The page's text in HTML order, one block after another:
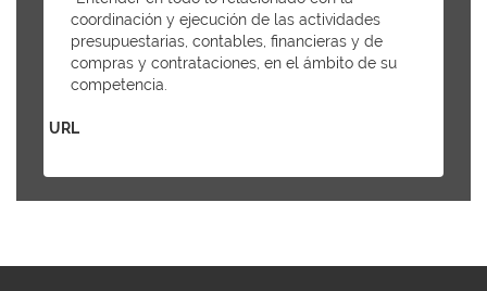
coordinación y ejecución de las actividades
presupuestarias, contables, financieras y de
compras y contrataciones, en el ámbito de su
competencia.
URL